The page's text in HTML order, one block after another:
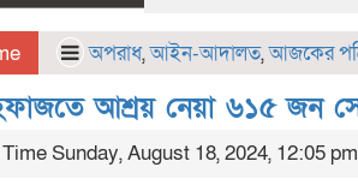
অপরাধ,আইন-আদালত,আজকের
আশ্রয় নেয়া ৬১৫ জন
Sunday, August 18, 2024, 12:05 pm